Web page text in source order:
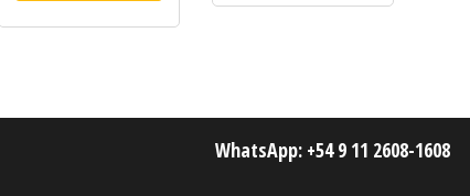
WhatsApp: +54 9 11 2608-1608